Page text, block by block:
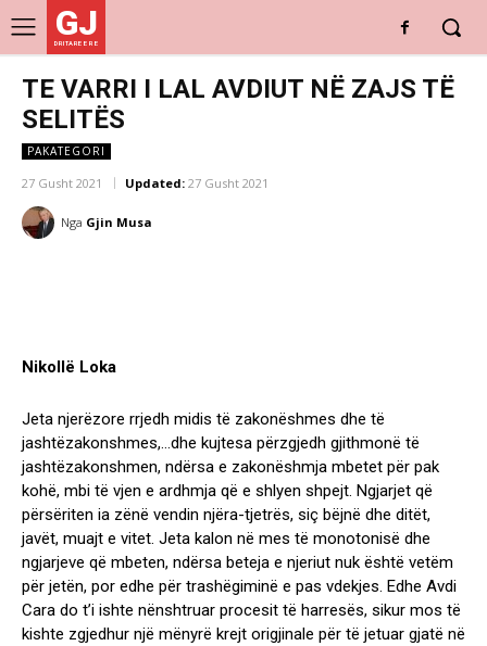
GJ
DRITARE E RE
TE VARRI I LAL AVDIUT NË ZAJS TË
SELITËS
PAKATEGORI
27 Gusht 2021 Updated: 27 Gusht 2021
Nga Gjin Musa
Nikollë Loka
Jeta njerëzore rrjedh midis të zakonëshmes dhe të
jashtëzakonshmes,…dhe kujtesa përzgjedh gjithmonë të
jashtëzakonshmen, ndërsa e zakonëshmja mbetet për pak
kohë, mbi të vjen e ardhmja që e shlyen shpejt. Ngjarjet që
përsëriten ia zënë vendin njëra-tjetrës, siç bëjnë dhe ditët,
javët, muajt e vitet. Jeta kalon në mes të monotonisë dhe
ngjarjeve që mbeten, ndërsa beteja e njeriut nuk është vetëm
për jetën, por edhe për trashëgiminë e pas vdekjes. Edhe Avdi
Cara do t’i ishte nënshtruar procesit të harresës, sikur mos të
kishte zgjedhur një mënyrë krejt origjinale për të jetuar gjatë në